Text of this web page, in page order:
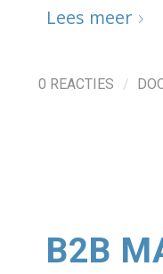
Lees meer
0 REACTIES /
B2B